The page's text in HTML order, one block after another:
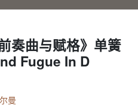
奏曲与赋格》单簧
Fugue In D
曼